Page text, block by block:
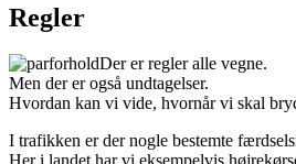
Regler
Der er regler alle vegne.
Men der er også undtagelser.
Hvordan kan vi vide, hvornår vi skal
I trafikken er der nogle bestemte